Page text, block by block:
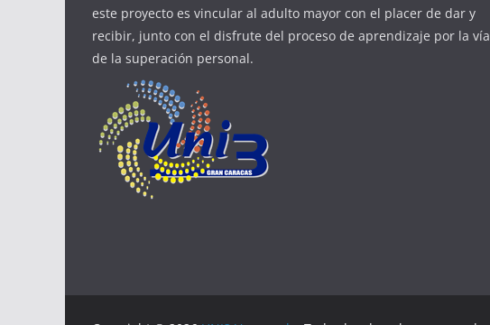
este proyecto es vincular al adulto mayor con el placer de dar y
recibir, junto con el disfrute del proceso de aprendizaje por la vía
de la superación personal.